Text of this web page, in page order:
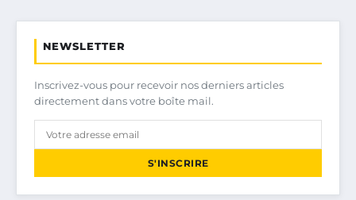
NEWSLETTER
Inscrivez-vous pour recevoir nos derniers articles
directement dans votre boîte mail.
S'INSCRIRE